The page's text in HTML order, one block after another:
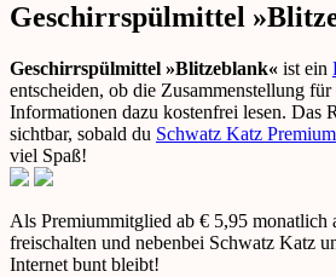
Geschirrspülmittel
Geschirrspülmittel »Blitzeblank« ist ein
entscheiden, ob die Zusammenstellung
Informationen dazu kostenfrei lesen. Das
sichtbar, sobald du Schwatz Katz Premium
viel Spaß!
Als Premiummitglied ab € 5,95 monatlich
freischalten und nebenbei Schwatz Katz
Internet bunt bleibt!